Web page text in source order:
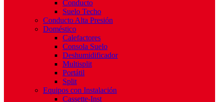
Conducto
Suelo Techo
Conducto Alta Presión
Doméstico
Calefactores
Consola Suelo
Deshumidificador
Multisplit
Portátil
Split
Equipos con Instalación
Cassette-Inst